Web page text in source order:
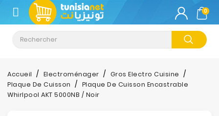
CATÉGORIE
Climatisation
Informatique
Téléphonie
0
Accueil Electroménager
Gros Electro Cuisine
Plaque De Cuisson
Plaque De Cuisson Encastrable
Whirlpool AKT 5000NB / Noir